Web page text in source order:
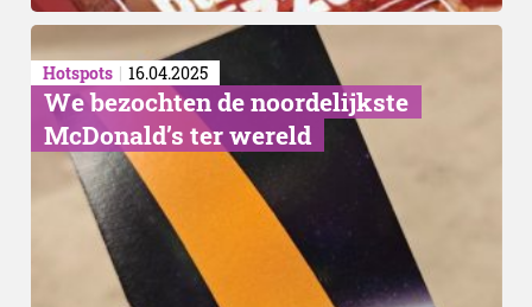
Hotspots 16.04.2025
We bezochten de noordelijkste
McDonald’s ter wereld